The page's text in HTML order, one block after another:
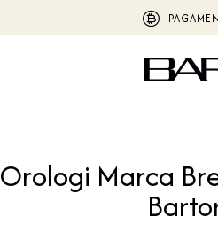
Orologi Marca